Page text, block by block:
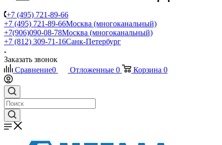
+7 (495) 721-89-66
+7 (495) 721-89-66Москва (многоканальный)
+7(906)090-08-78Москва (многоканальный)
+7 (812) 309-71-16Санк-Петербург
Заказать звонок
Сравнение0 Отложенные 0 Корзина 0